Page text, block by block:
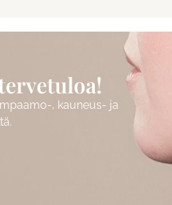
, kauneus- ja